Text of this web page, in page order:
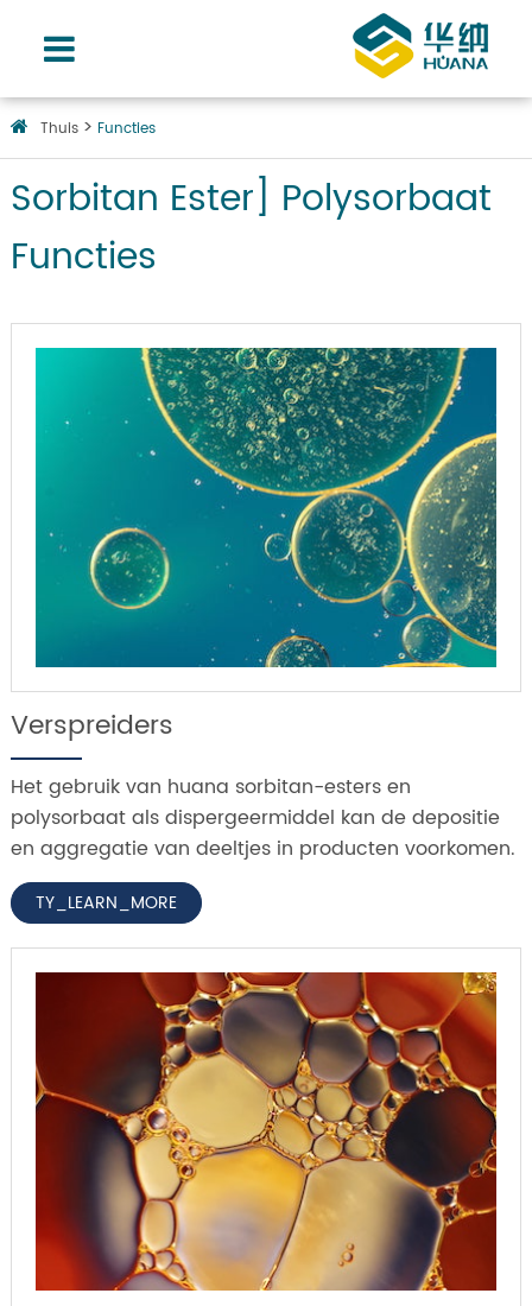
Thuis Functies
Sorbitan Ester] Polysorbaat
Functies
Verspreiders
Het gebruik van huana sorbitan-esters en
polysorbaat als dispergeermiddel kan de depositie
en aggregatie van deeltjes in producten voorkomen.
TY_LEARN_MORE